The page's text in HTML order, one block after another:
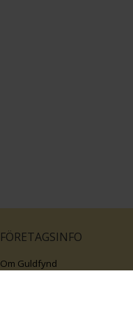
FÖRETAGSINFO
Om Guldfynd